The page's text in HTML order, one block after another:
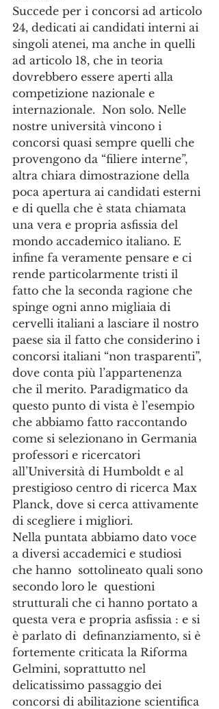
Succede per i concorsi ad articolo
24, dedicati ai candidati interni ai
singoli atenei, ma anche in quelli
ad articolo 18, che in teoria
dovrebbero essere aperti alla
competizione nazionale e
internazionale.  Non solo. Nelle
nostre università vincono i
concorsi quasi sempre quelli che
provengono da “filiere interne”,
altra chiara dimostrazione della
poca apertura ai candidati esterni
e di quella che è stata chiamata
una vera e propria asfissia del
mondo accademico italiano. E
infine fa veramente pensare e ci
rende particolarmente tristi il
fatto che la seconda ragione che
spinge ogni anno migliaia di
cervelli italiani a lasciare il nostro
paese sia il fatto che considerino i
concorsi italiani “non trasparenti”,
dove conta più l’appartenenza
che il merito. Paradigmatico da
questo punto di vista è l’esempio
che abbiamo fatto raccontando
come si selezionano in Germania
professori e ricercatori
all’Università di Humboldt e al
prestigioso centro di ricerca Max
Planck, dove si cerca attivamente
di scegliere i migliori.
Nella puntata abbiamo dato voce
a diversi accademici e studiosi
che hanno  sottolineato quali sono
secondo loro le  questioni
strutturali che ci hanno portato a
questa vera e propria asfissia : e si
è parlato di  definanziamento, si è
fortemente criticata la Riforma
Gelmini, soprattutto nel
delicatissimo passaggio dei
concorsi di abilitazione scientifica